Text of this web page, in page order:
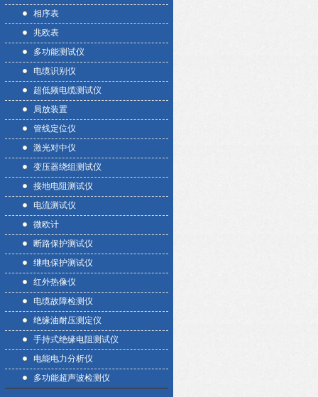
相序表
兆欧表
多功能测试仪
电缆识别仪
超低频电缆测试仪
局放装置
管线定位仪
激光对中仪
变压器绕组测试仪
接地电阻测试仪
电流测试仪
微欧计
断路保护测试仪
继电保护测试仪
红外热像仪
电缆故障检测仪
绝缘油耐压测定仪
手持式绝缘电阻测试仪
电能电力分析仪
多功能超声波检测仪